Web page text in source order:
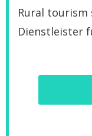
Rural tourism
Dienstleister